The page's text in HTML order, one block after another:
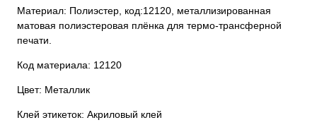
Материал: Полиэстер, код:12120, металлизированная
матовая полиэстеровая плёнка для термо-трансферной
печати.
Код материала: 12120
Цвет: Металлик
Клей этикеток: Акриловый клей